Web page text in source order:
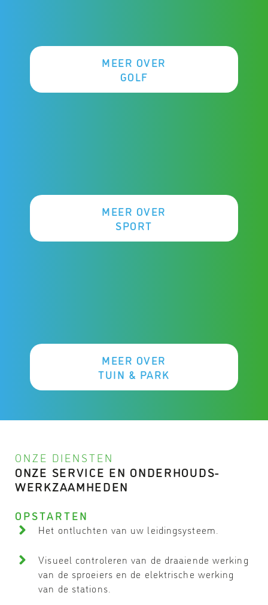
MEER OVER
GOLF
MEER OVER
SPORT
MEER OVER
TUIN & PARK
ONZE DIENSTEN​
ONZE SERVICE EN ONDERHOUDS­
WERKZAAMHEDEN
OPSTARTEN
Het ontluchten van uw leidingsysteem.
Visueel controleren van de draaiende werking
van de sproeiers en de elektrische werking
van de stations.